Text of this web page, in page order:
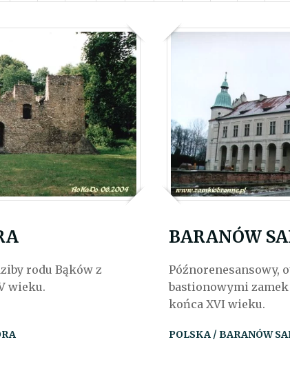
rodu Bąków z
wieku.
BARANÓW
Późnorenesansowy,
bastionowymi
końca XVI wieku.
POLSKA / BARANÓW